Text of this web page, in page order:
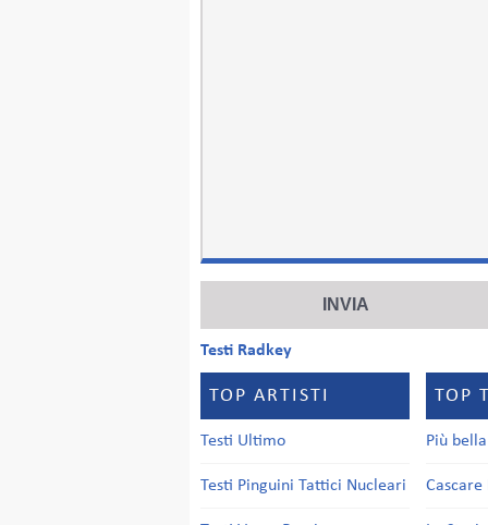
Testi Radkey
TOP ARTISTI
Testi Ultimo
Testi Pinguini Tattici Nucleari
TOP
Più
Cascare